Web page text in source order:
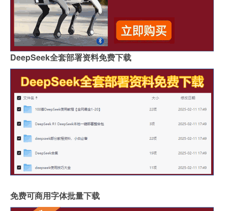
DeepSeek全套部署资料免费下载
免费可商用字体批量下载